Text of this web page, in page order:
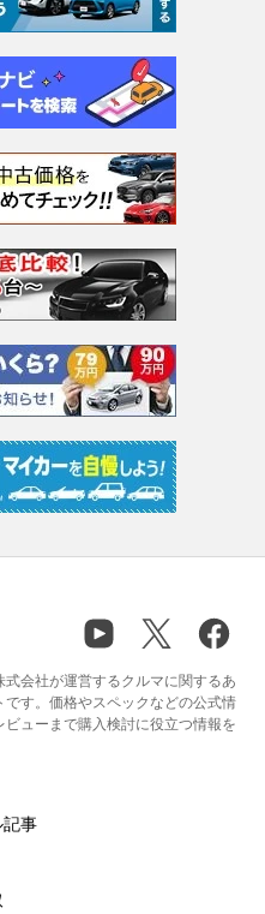
会社が運営するクルマに関するあ
す。価格やスペックなどの公式情
ューまで購入検討に役立つ情報を
記事